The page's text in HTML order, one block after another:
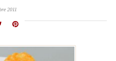
2011